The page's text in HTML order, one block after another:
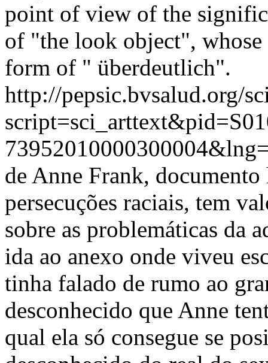
point of view of the
of "the look object", whose
form of " überdeutlich".
http://pepsic.bvsalud.org/
de Anne Frank,
persecuções raciais, tem
sobre as problemáticas da
ida ao anexo onde viveu
tinha falado de rumo ao
desconhecido que Anne
qual ela só consegue se